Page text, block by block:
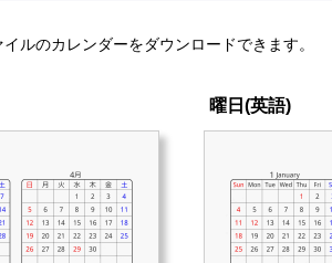
ルのカレンダーをダウンロードできます。
曜日(英語)